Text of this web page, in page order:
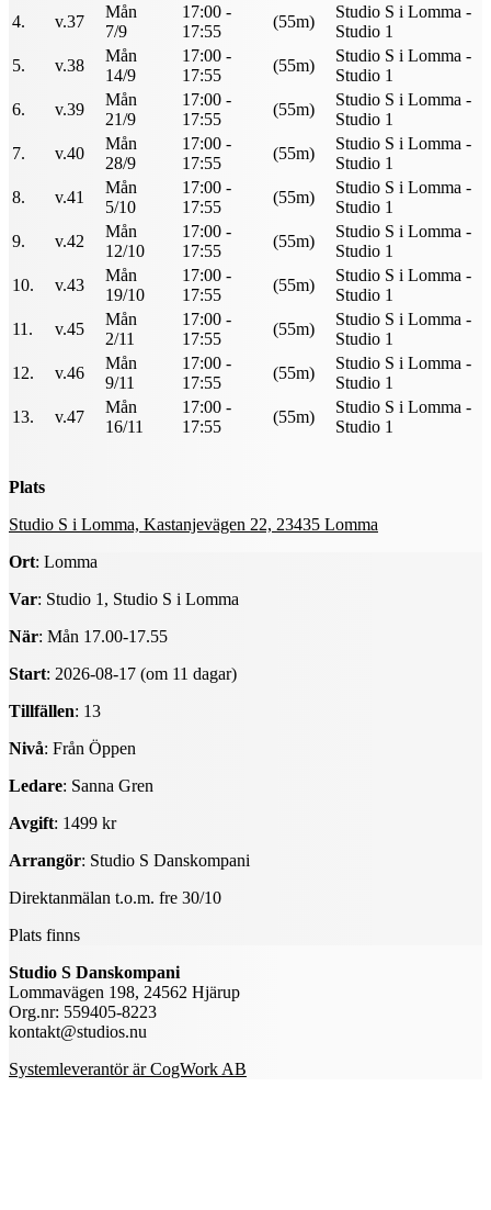
4.
v.37
Mån
7/9
17:00 -
17:55
(55m)
Studio S i Lomma -
Studio 1
5.
v.38
Mån
14/9
17:00 -
17:55
(55m)
Studio S i Lomma -
Studio 1
6.
v.39
Mån
21/9
17:00 -
17:55
(55m)
Studio S i Lomma -
Studio 1
7.
v.40
Mån
28/9
17:00 -
17:55
(55m)
Studio S i Lomma -
Studio 1
8.
v.41
Mån
5/10
17:00 -
17:55
(55m)
Studio S i Lomma -
Studio 1
9.
v.42
Mån
12/10
17:00 -
17:55
(55m)
Studio S i Lomma -
Studio 1
10.
v.43
Mån
19/10
17:00 -
17:55
(55m)
Studio S i Lomma -
Studio 1
11.
v.45
Mån
2/11
17:00 -
17:55
(55m)
Studio S i Lomma -
Studio 1
12.
v.46
Mån
9/11
17:00 -
17:55
(55m)
Studio S i Lomma -
Studio 1
13.
v.47
Mån
16/11
17:00 -
17:55
(55m)
Studio S i Lomma -
Studio 1
Plats
Studio S i Lomma, Kastanjevägen 22, 23435 Lomma
Ort: Lomma
Var: Studio 1, Studio S i Lomma
När: Mån 17.00-17.55
Start: 2026-08-17 (om 11 dagar)
Tillfällen: 13
Nivå: Från Öppen
Ledare: Sanna Gren
Avgift: 1499 kr
Arrangör: Studio S Danskompani
Direktanmälan t.o.m. fre 30/10
Plats finns
Studio S Danskompani
Lommavägen 198, 24562 Hjärup
Org.nr: 559405-8223
kontakt@studios.nu
Systemleverantör är CogWork AB